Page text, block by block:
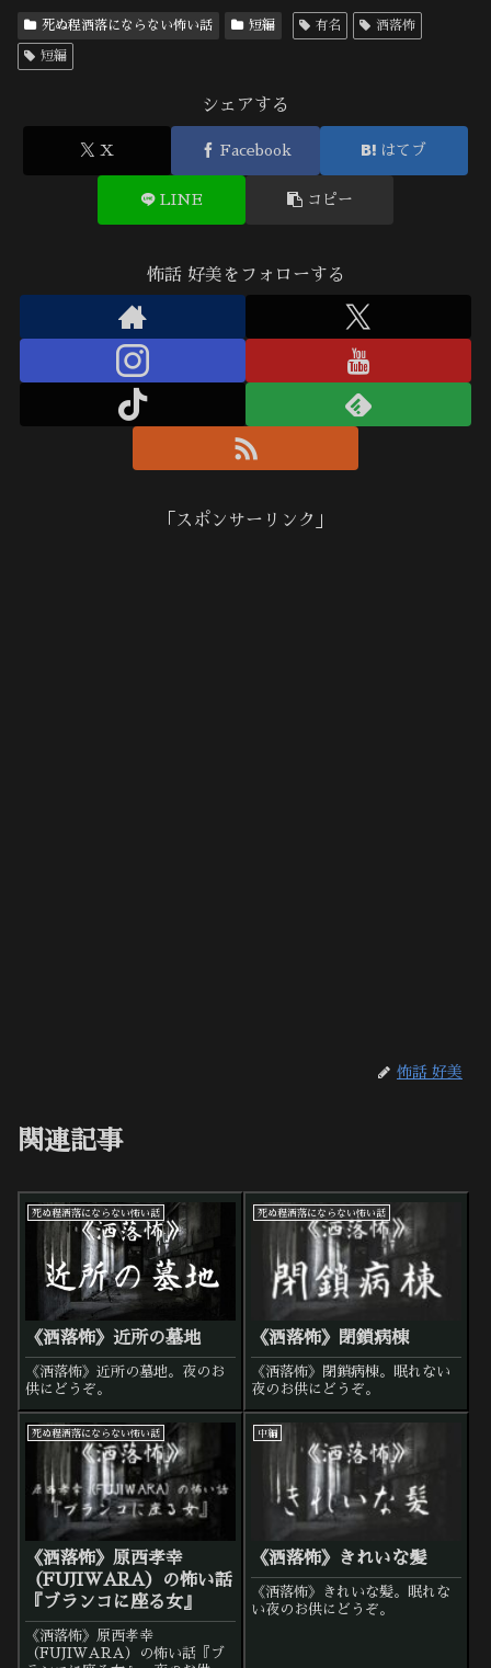
死ぬ程洒落にならない怖い話 短編 有名 洒落怖
短編
シェアする
X Facebook はてブ
LINE コピー
怖話 好美をフォローする
「スポンサーリンク」
怖話 好美
関連記事
死ぬ程洒落にならない怖い話
《洒落怖》近所の墓地
《洒落怖》近所の墓地。夜のお
供にどうぞ。
死ぬ程洒落にならない怖い話
《洒落怖》閉鎖病棟
《洒落怖》閉鎖病棟。眠れない
夜のお供にどうぞ。
死ぬ程洒落にならない怖い話
《洒落怖》原西孝幸
（FUJIWARA）の怖い話
『ブランコに座る女』
《洒落怖》原西孝幸
（FUJIWARA）の怖い話『ブ
中編
《洒落怖》きれいな髪
《洒落怖》きれいな髪。眠れな
い夜のお供にどうぞ。